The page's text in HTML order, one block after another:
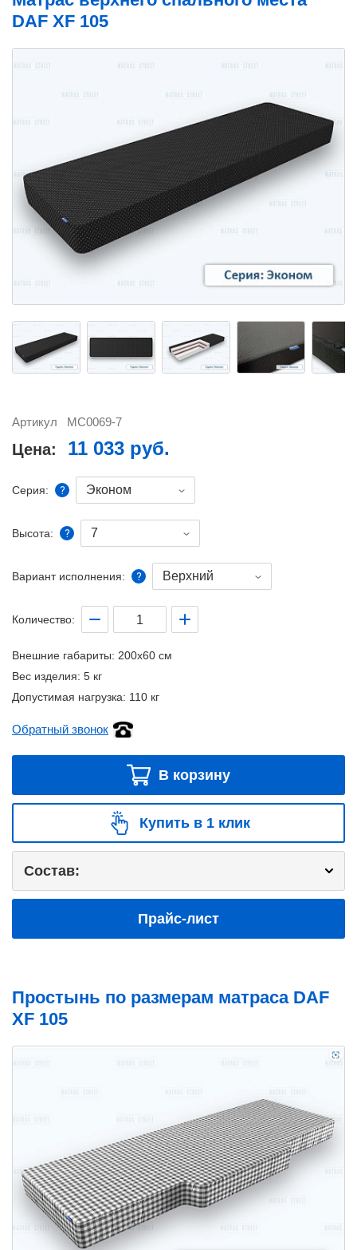
DAF XF 105
Артикул MC0069-7
Цена: 11 033 руб.
Серия: Эконом
Высота: 7
Вариант исполнения: Верхний
Количество:
Внешние габариты: 200x60 см
Вес изделия: 5 кг
Допустимая нагрузка: 110 кг
Обратный звонок
В корзину
Купить в 1 клик
Состав:
Прайс-лист
Простынь по размерам матраса DAF
XF 105